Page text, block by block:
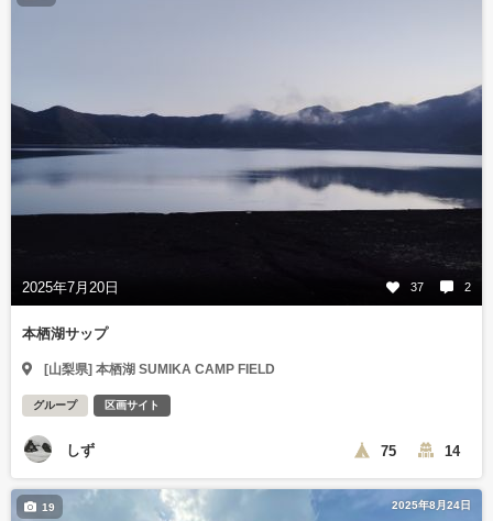
2025年7月20日 37 2
本栖湖サップ
[山梨県] 本栖湖 SUMIKA CAMP FIELD
グループ 区画サイト
しず 75 14
2025年8月24日
19